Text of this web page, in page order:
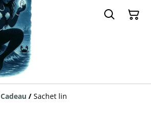
Cadeau / Sachet lin